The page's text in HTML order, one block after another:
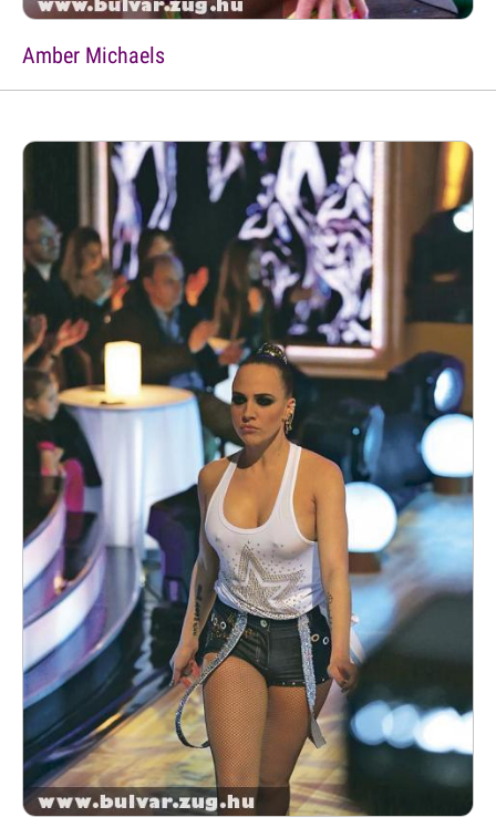
Amber Michaels